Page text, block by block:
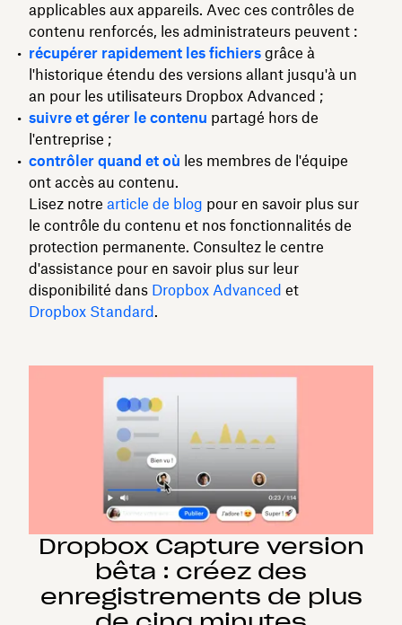
applicables aux appareils. Avec ces contrôles de
contenu renforcés, les administrateurs peuvent :
récupérer rapidement les fichiers grâce à
l'historique étendu des versions allant jusqu'à un
an pour les utilisateurs Dropbox Advanced ;
suivre et gérer le contenu partagé hors de
l'entreprise ;
contrôler quand et où les membres de l'équipe
ont accès au contenu.
Lisez notre article de blog pour en savoir plus sur
le contrôle du contenu et nos fonctionnalités de
protection permanente. Consultez le centre
d'assistance pour en savoir plus sur leur
disponibilité dans Dropbox Advanced et
Dropbox Standard .
Dropbox Capture version
bêta : créez des
enregistrements de plus